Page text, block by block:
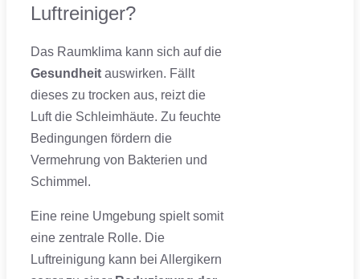
Luftreiniger?
Das Raumklima kann sich auf die
Gesundheit auswirken. Fällt
dieses zu trocken aus, reizt die
Luft die Schleimhäute. Zu feuchte
Bedingungen fördern die
Vermehrung von Bakterien und
Schimmel.
Eine reine Umgebung spielt somit
eine zentrale Rolle. Die
Luftreinigung kann bei Allergikern